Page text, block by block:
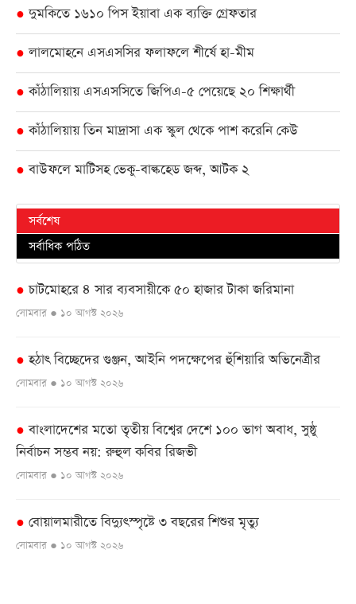
● দুমকিতে ১৬১০ পিস ইয়াবা এক ব্যক্তি গ্রেফতার
● লালমোহনে এসএসসির ফলাফলে শীর্ষে হা-মীম
● কাঁঠালিয়ায় এসএসসিতে জিপিএ-৫ পেয়েছে ২০ শিক্ষার্থী
● কাঁঠালিয়ায় তিন মাদ্রাসা এক স্কুল থেকে পাশ করেনি কেউ
● বাউফলে মাটিসহ ভেকু-বাল্কহেড জব্দ, আটক ২
সর্বশেষ
সর্বাধিক পঠিত
● চাটমোহরে ৪ সার ব্যবসায়ীকে ৫০ হাজার টাকা জরিমানা
সোমবার ● ১০ আগস্ট ২০২৬
● হঠাৎ বিচ্ছেদের গুঞ্জন, আইনি পদক্ষেপের হুঁশিয়ারি অভিনেত্রীর
সোমবার ● ১০ আগস্ট ২০২৬
● বাংলাদেশের মতো তৃতীয় বিশ্বের দেশে ১০০ ভাগ অবাধ, সুষ্ঠু
নির্বাচন সম্ভব নয়: রুহুল কবির রিজভী
সোমবার ● ১০ আগস্ট ২০২৬
● বোয়ালমারীতে বিদ্যুৎস্পৃষ্টে ৩ বছরের শিশুর মৃত্যু
সোমবার ● ১০ আগস্ট ২০২৬